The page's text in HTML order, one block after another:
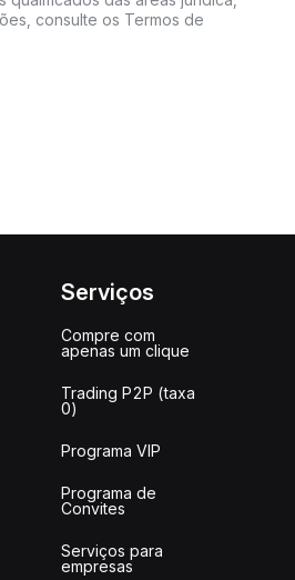
consulte os Termos de
Serviços
Compre com
apenas um clique
Trading P2P (taxa
0)
Programa VIP
Programa de
Convites
Serviços para
empresas